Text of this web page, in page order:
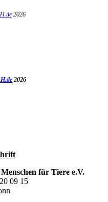
2026
2026
für Tiere e.V.
09 15